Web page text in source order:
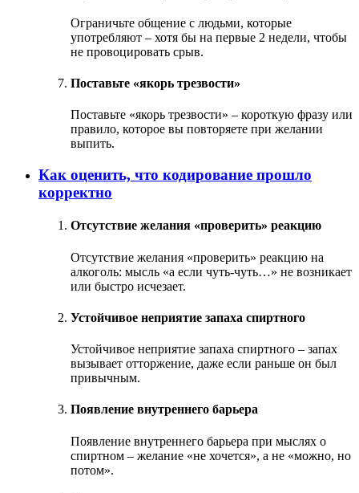
Ограничьте общение с людьми, которые
употребляют – хотя бы на первые 2 недели, чтобы
не провоцировать срыв.
Поставьте «якорь трезвости»
Поставьте «якорь трезвости» – короткую фразу или
правило, которое вы повторяете при желании
выпить.
Как оценить, что кодирование прошло
корректно
Отсутствие желания «проверить» реакцию
Отсутствие желания «проверить» реакцию на
алкоголь: мысль «а если чуть-чуть…» не возникает
или быстро исчезает.
Устойчивое неприятие запаха спиртного
Устойчивое неприятие запаха спиртного – запах
вызывает отторжение, даже если раньше он был
привычным.
Появление внутреннего барьера
Появление внутреннего барьера при мыслях о
спиртном – желание «не хочется», а не «можно, но
потом».